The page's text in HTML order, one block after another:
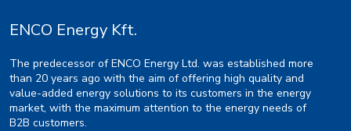
ENCO Energy Kft.
The predecessor of ENCO Energy Ltd. was established more
than 20 years ago with the aim of offering high quality and
value-added energy solutions to its customers in the energy
market, with the maximum attention to the energy needs of
B2B customers.